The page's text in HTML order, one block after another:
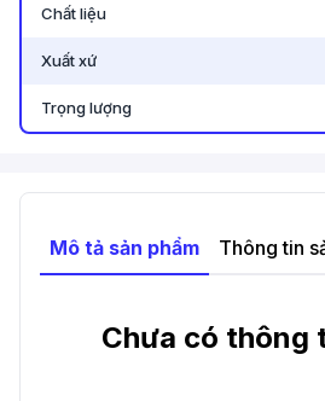
Chất liệu
Xuất xứ
Trọng lượng
Mô tả sản phẩm Thông tin
Chưa có thông